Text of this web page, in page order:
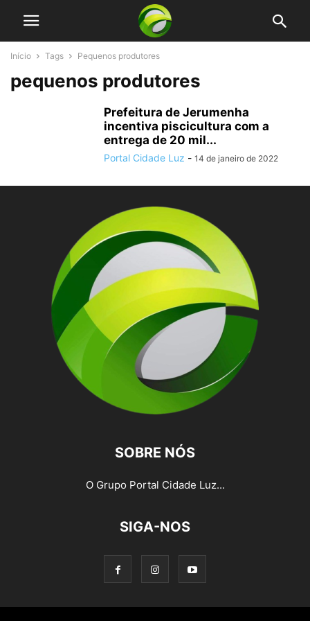
Início Tags Pequenos produtores
pequenos produtores
Prefeitura de Jerumenha
incentiva piscicultura com a
entrega de 20 mil...
Portal Cidade Luz - 14 de janeiro de 2022
SOBRE NÓS
O Grupo Portal Cidade Luz...
SIGA-NOS